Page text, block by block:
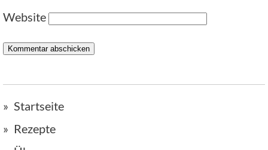
Website
Startseite
Rezepte